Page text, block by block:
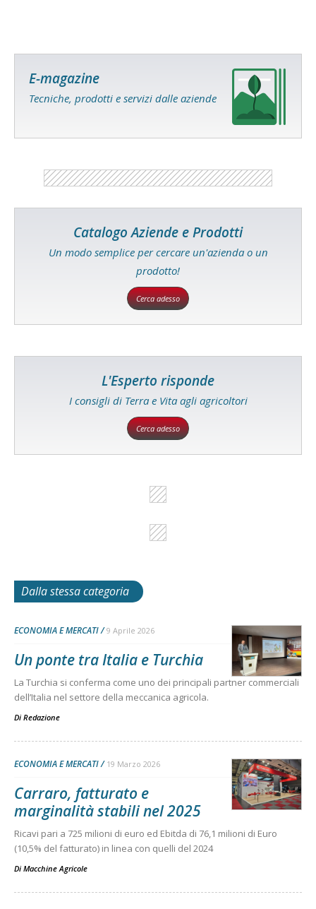
E-magazine
Tecniche, prodotti e servizi dalle aziende
Catalogo Aziende e Prodotti
Un modo semplice per cercare un'azienda o un
prodotto!
Cerca adesso
L'Esperto risponde
I consigli di Terra e Vita agli agricoltori
Cerca adesso
Dalla stessa categoria
ECONOMIA E MERCATI 9 Aprile 2026
Un ponte tra Italia e Turchia
La Turchia si conferma come uno dei principali partner commerciali
dell’Italia nel settore della meccanica agricola.
Di Redazione
ECONOMIA E MERCATI 19 Marzo 2026
Carraro, fatturato e
marginalità stabili nel 2025
Ricavi pari a 725 milioni di euro ed Ebitda di 76,1 milioni di Euro
(10,5% del fatturato) in linea con quelli del 2024
Di Macchine Agricole